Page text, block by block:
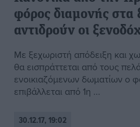
φόρος διαμονής στα
αντιδρούν οι
Με ξεχωριστή απόδειξη και
θα εισπράττεται από τους
ενοικιαζόμενων δωματίων ο
επιβάλλεται από 1η ...
30.12.17, 19:02